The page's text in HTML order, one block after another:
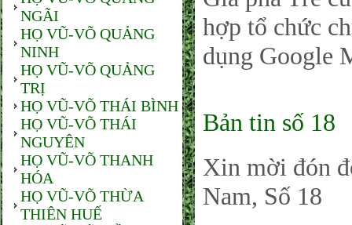
NGÃI
HỌ VŨ-VÕ QUẢNG
NINH
HỌ VŨ-VÕ QUẢNG
TRỊ
HỌ VŨ-VÕ THÁI BÌNH
HỌ VŨ-VÕ THÁI
NGUYÊN
HỌ VŨ-VÕ THANH
HÓA
HỌ VŨ-VÕ THỪA
THIÊN HUẾ
hợp tổ chức
dụng Google
Bản tin số 18
Xin mời đón
Nam, Số 18